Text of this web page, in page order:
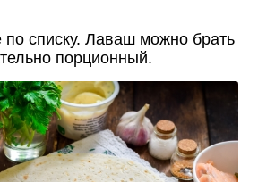
по списку. Лаваш можно брать
порционный.